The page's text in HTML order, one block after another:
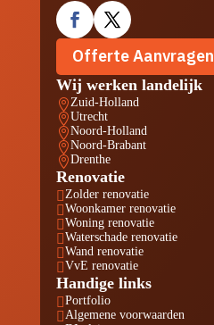
Offerte Aanvragen
Wij werken landelijk
 Zuid-Holland
Utrecht
Noord-Holland
Noord-Brabant
Drenthe
Renovatie
 Zolder renovatie
 Woonkamer renovatie
 Woning renovatie
 Waterschade renovatie
 Wand renovatie
 VvE renovatie
Handige links
 Portfolio
 Algemene voorwaarden